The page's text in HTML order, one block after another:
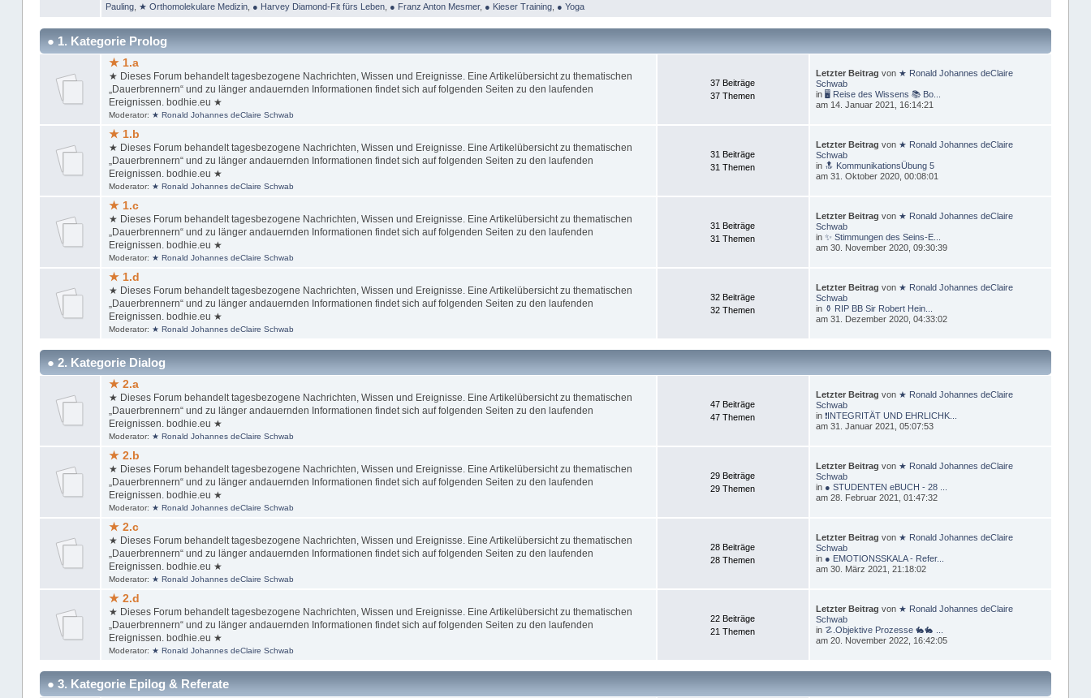
Pauling, ★ Orthomolekulare Medizin, ● Harvey Diamond-Fit fürs Leben, ● Franz Anton Mesmer, ● Kieser Training, ● Yoga
● 1. Kategorie Prolog
★ 1.a
★ Dieses Forum behandelt tagesbezogene Nachrichten, Wissen und Ereignisse. Eine Artikelübersicht zu thematischen
„Dauerbrennern“ und zu länger andauernden Informationen findet sich auf folgenden Seiten zu den laufenden
Ereignissen. bodhie.eu ★
Moderator: ★ Ronald Johannes deClaire Schwab
37 Beiträge
37 Themen
Letzter Beitrag von ★ Ronald Johannes deClaire
Schwab
in 🖥 Reise des Wissens 📚 Bo...
am 14. Januar 2021, 16:14:21
★ 1.b
★ Dieses Forum behandelt tagesbezogene Nachrichten, Wissen und Ereignisse. Eine Artikelübersicht zu thematischen
„Dauerbrennern“ und zu länger andauernden Informationen findet sich auf folgenden Seiten zu den laufenden
Ereignissen. bodhie.eu ★
Moderator: ★ Ronald Johannes deClaire Schwab
31 Beiträge
31 Themen
Letzter Beitrag von ★ Ronald Johannes deClaire
Schwab
in 🔝 KommunikationsÜbung 5
am 31. Oktober 2020, 00:08:01
★ 1.c
★ Dieses Forum behandelt tagesbezogene Nachrichten, Wissen und Ereignisse. Eine Artikelübersicht zu thematischen
„Dauerbrennern“ und zu länger andauernden Informationen findet sich auf folgenden Seiten zu den laufenden
Ereignissen. bodhie.eu ★
Moderator: ★ Ronald Johannes deClaire Schwab
31 Beiträge
31 Themen
Letzter Beitrag von ★ Ronald Johannes deClaire
Schwab
in✨ Stimmungen des Seins-E...
am 30. November 2020, 09:30:39
★ 1.d
★ Dieses Forum behandelt tagesbezogene Nachrichten, Wissen und Ereignisse. Eine Artikelübersicht zu thematischen
„Dauerbrennern“ und zu länger andauernden Informationen findet sich auf folgenden Seiten zu den laufenden
Ereignissen. bodhie.eu ★
Moderator: ★ Ronald Johannes deClaire Schwab
32 Beiträge
32 Themen
Letzter Beitrag von ★ Ronald Johannes deClaire
Schwab
in ⚱ RIP BB Sir Robert Hein...
am 31. Dezember 2020, 04:33:02
● 2. Kategorie Dialog
★ 2.a
★ Dieses Forum behandelt tagesbezogene Nachrichten, Wissen und Ereignisse. Eine Artikelübersicht zu thematischen
„Dauerbrennern“ und zu länger andauernden Informationen findet sich auf folgenden Seiten zu den laufenden
Ereignissen. bodhie.eu ★
Moderator: ★ Ronald Johannes deClaire Schwab
47 Beiträge
47 Themen
Letzter Beitrag von ★ Ronald Johannes deClaire
Schwab
in❗INTEGRITÄT UND EHRLICHK...
am 31. Januar 2021, 05:07:53
★ 2.b
★ Dieses Forum behandelt tagesbezogene Nachrichten, Wissen und Ereignisse. Eine Artikelübersicht zu thematischen
„Dauerbrennern“ und zu länger andauernden Informationen findet sich auf folgenden Seiten zu den laufenden
Ereignissen. bodhie.eu ★
Moderator: ★ Ronald Johannes deClaire Schwab
29 Beiträge
29 Themen
Letzter Beitrag von ★ Ronald Johannes deClaire
Schwab
in ● STUDENTEN eBUCH - 28 ...
am 28. Februar 2021, 01:47:32
★ 2.c
★ Dieses Forum behandelt tagesbezogene Nachrichten, Wissen und Ereignisse. Eine Artikelübersicht zu thematischen
„Dauerbrennern“ und zu länger andauernden Informationen findet sich auf folgenden Seiten zu den laufenden
Ereignissen. bodhie.eu ★
Moderator: ★ Ronald Johannes deClaire Schwab
28 Beiträge
28 Themen
Letzter Beitrag von ★ Ronald Johannes deClaire
Schwab
in ● EMOTIONSSKALA - Refer...
am 30. März 2021, 21:18:02
★ 2.d
★ Dieses Forum behandelt tagesbezogene Nachrichten, Wissen und Ereignisse. Eine Artikelübersicht zu thematischen
„Dauerbrennern“ und zu länger andauernden Informationen findet sich auf folgenden Seiten zu den laufenden
Ereignissen. bodhie.eu ★
Moderator: ★ Ronald Johannes deClaire Schwab
22 Beiträge
21 Themen
Letzter Beitrag von ★ Ronald Johannes deClaire
Schwab
in ☡.Objektive Prozesse 🐇🐇 ...
am 20. November 2022, 16:42:05
● 3. Kategorie Epilog & Referate